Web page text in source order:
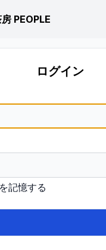
PEOPLE
ログイン
記憶する